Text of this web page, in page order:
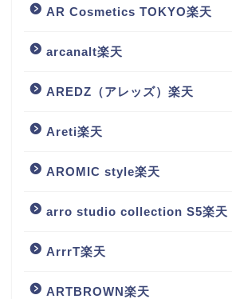
AR Cosmetics TOKYO楽天
arcanalt楽天
AREDZ（アレッズ）楽天
Areti楽天
AROMIC style楽天
arro studio collection S5楽天
ArrrT楽天
ARTBROWN楽天